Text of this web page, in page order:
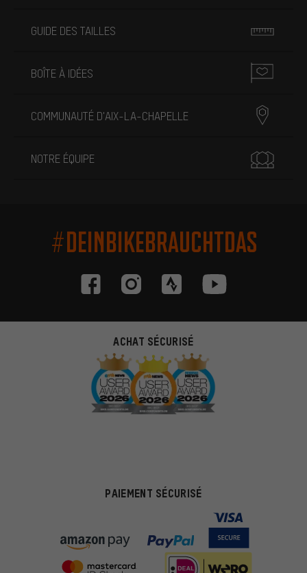
GUIDE DES TAILLES
BOÎTE À IDÉES
COMMUNAUTÉ D'AIX-LA-CHAPELLE
NOTRE ÉQUIPE
#DEINBIKEBRAUCHTDAS
ACHAT SÉCURISÉ
PAIEMENT SÉCURISÉ